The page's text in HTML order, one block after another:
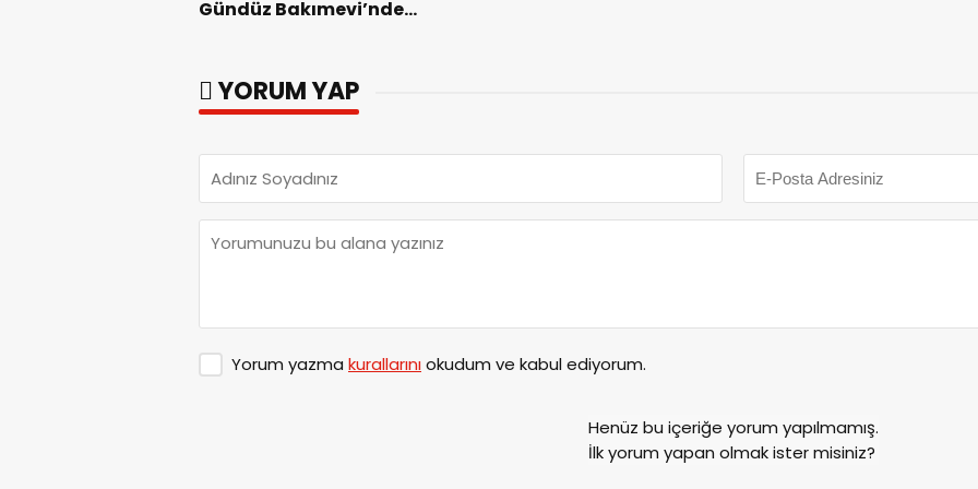
Gündüz Bakımevi’nde
YORUM YAP
Yorum yazma kurallarınıokudum ve kabul ediyorum.
Henüz bu içeriğe yorum yapılmamış.
İlk yorum yapan olmak ister misiniz?